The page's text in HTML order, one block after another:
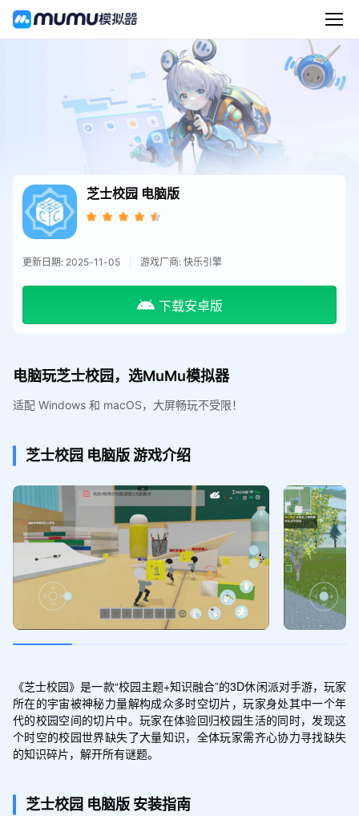
芝士校园 电脑版
更新日期: 2025-11-05 游戏厂商: 快乐引擎
下载安卓版
电脑玩芝士校园，选MuMu模拟器
适配 Windows 和 macOS，大屏畅玩不受限！
芝士校园 电脑版游戏介绍
《芝士校园》是一款“校园主题+知识融合”的3D休闲派对手游，玩家
所在的宇宙被神秘力量解构成众多时空切片，玩家身处其中一个年
代的校园空间的切片中。玩家在体验回归校园生活的同时，发现这
个时空的校园世界缺失了大量知识，全体玩家需齐心协力寻找缺失
的知识碎片，解开所有谜题。
芝士校园 电脑版 安装指南